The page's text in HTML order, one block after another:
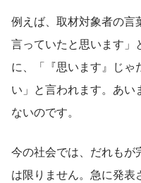
例えば、取材対象者の言
言っていたと思います」
に、「『思います』じゃ
い」と言われます。あ
ないのです。
今の社会では、だれもが
は限りません。急に発